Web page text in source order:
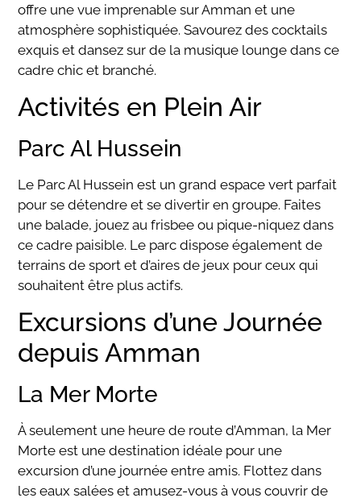
offre une vue imprenable sur Amman et une
atmosphère sophistiquée. Savourez des cocktails
exquis et dansez sur de la musique lounge dans ce
cadre chic et branché.
Activités en Plein Air
Parc Al Hussein
Le Parc Al Hussein est un grand espace vert parfait
pour se détendre et se divertir en groupe. Faites
une balade, jouez au frisbee ou pique-niquez dans
ce cadre paisible. Le parc dispose également de
terrains de sport et d’aires de jeux pour ceux qui
souhaitent être plus actifs.
Excursions d’une Journée
depuis Amman
La Mer Morte
À seulement une heure de route d’Amman, la Mer
Morte est une destination idéale pour une
excursion d’une journée entre amis. Flottez dans
les eaux salées et amusez-vous à vous couvrir de